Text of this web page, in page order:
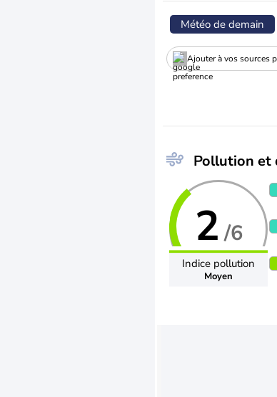
Météo de demain
Ajouter à vos sources
Pollution et
2 /6
Indice pollution
Moyen